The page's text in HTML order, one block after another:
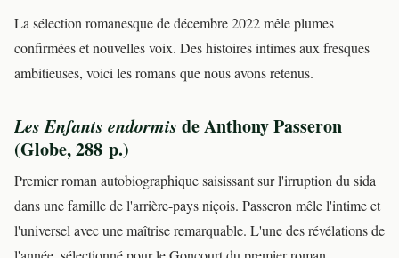
La sélection romanesque de décembre 2022 mêle plumes
confirmées et nouvelles voix. Des histoires intimes aux fresques
ambitieuses, voici les romans que nous avons retenus.
Les Enfants endormis de Anthony Passeron
(Globe, 288 p.)
Premier roman autobiographique saisissant sur l'irruption du sida
dans une famille de l'arrière-pays niçois. Passeron mêle l'intime et
l'universel avec une maîtrise remarquable. L'une des révélations de